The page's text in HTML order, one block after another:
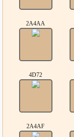
2A4AA
4D72
2A4AF